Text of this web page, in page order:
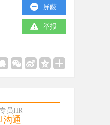
屏蔽
举报
员HR
沟通